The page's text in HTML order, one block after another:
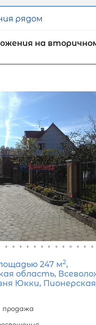
60%
30 40 50 60
15 лет
10 15 20
12%
10
рядом
на